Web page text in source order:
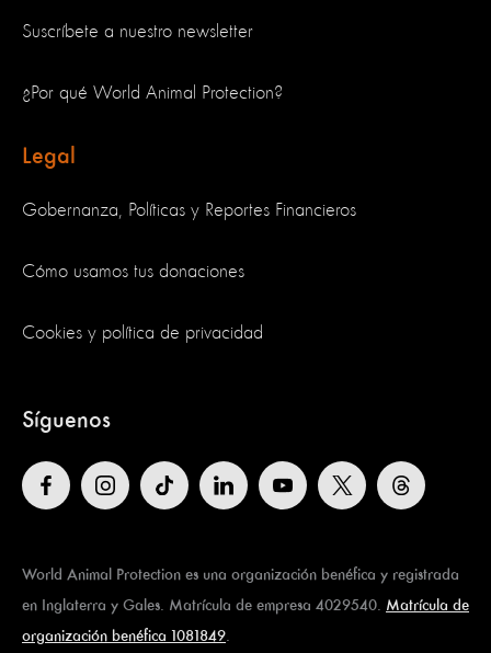
Suscríbete a nuestro newsletter
¿Por qué World Animal Protection?
Legal
Gobernanza, Políticas y Reportes Financieros
Cómo usamos tus donaciones
Cookies y política de privacidad
Síguenos
World Animal Protection es una organización benéfica y registrada
en Inglaterra y Gales. Matrícula de empresa 4029540. Matrícula de
organización benéfica 1081849